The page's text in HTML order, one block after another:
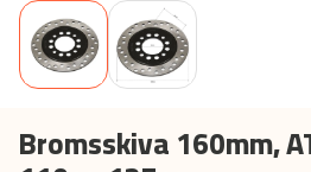
Bromsskiva 160mm,